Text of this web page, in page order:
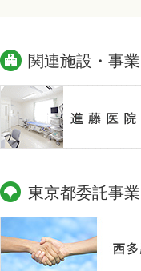
関連施設・事業
東京都委託事業